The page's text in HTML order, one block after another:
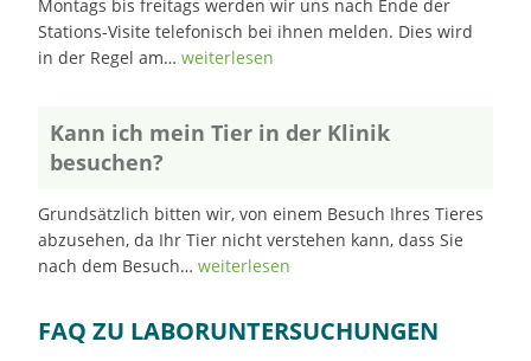
Montags bis freitags werden wir uns nach Ende der
Stations-Visite telefonisch bei ihnen melden. Dies wird
in der Regel am…weiterlesen
Kann ich mein Tier in der Klinik
besuchen?
Grundsätzlich bitten wir, von einem Besuch Ihres Tieres
abzusehen, da Ihr Tier nicht verstehen kann, dass Sie
nach dem Besuch…weiterlesen
FAQ ZU LABORUNTERSUCHUNGEN